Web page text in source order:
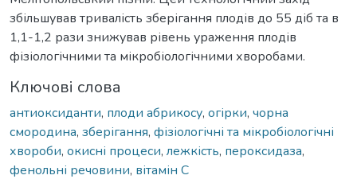
збільшував тривалість зберігання плодів до 55 діб та в
1,1-1,2 рази знижував рівень ураження плодів
фізіологічними та мікробіологічними хворобами.
Ключові слова
антиоксиданти, плоди абрикосу, огірки, чорна
смородина, зберігання, фізіологічні та мікробіологічні
хвороби, окисні процеси, лежкість, пероксидаза,
фенольні речовини, вітамін С